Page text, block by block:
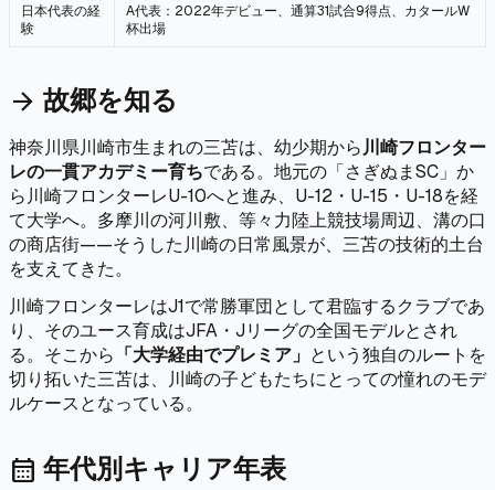
日本代表の経
験
A代表：2022年デビュー、通算31試合9得点、カタールW
杯出場
arrow_forward 故郷を知る
神奈川県川崎市生まれの三苫は、幼少期から川崎フロンター
レの一貫アカデミー育ちである。地元の「さぎぬまSC」か
ら川崎フロンターレU-10へと進み、U-12・U-15・U-18を経
て大学へ。多摩川の河川敷、等々力陸上競技場周辺、溝の口
の商店街——そうした川崎の日常風景が、三苫の技術的土台
を支えてきた。
川崎フロンターレはJ1で常勝軍団として君臨するクラブであ
り、そのユース育成はJFA・Jリーグの全国モデルとされ
る。そこから 「大学経由でプレミア」 という独自のルートを
切り拓いた三苫は、川崎の子どもたちにとっての憧れのモデ
ルケースとなっている。
calendar_month 年代別キャリア年表